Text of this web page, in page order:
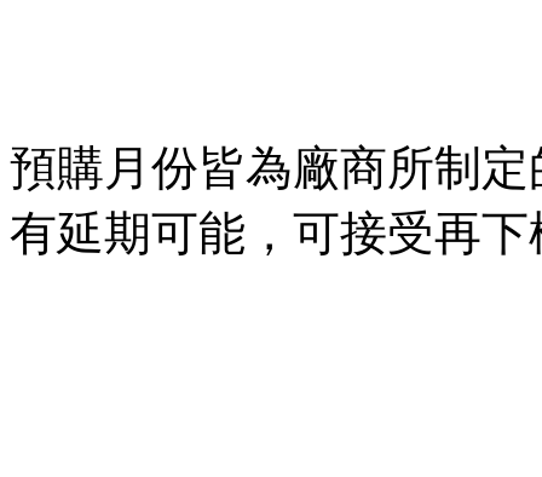
預購月份皆為廠商所制
有延期可能，可接受再下